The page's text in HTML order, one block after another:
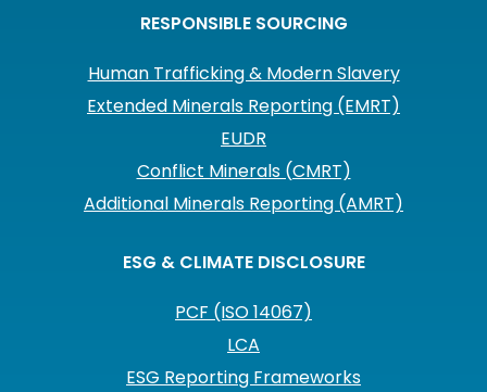
RESPONSIBLE SOURCING
Human Trafficking & Modern Slavery
Extended Minerals Reporting (EMRT)
EUDR
Conflict Minerals (CMRT)
Additional Minerals Reporting (AMRT)
ESG & CLIMATE DISCLOSURE
PCF (ISO 14067)
LCA
ESG Reporting Frameworks